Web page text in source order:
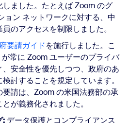
しました。たとえば Zoom のグ
ョン ネットワークに対する、中
のアクセスを制限しました。
要請ガイドを施行しました。こ
常に Zoom ユーザーのプライバ
、安全性を優先しつつ、政府のあ
討することを規定しています。
要請は、Zoom の米国法務部の承
が義務化されました。
: データ保護とコンプライアンス